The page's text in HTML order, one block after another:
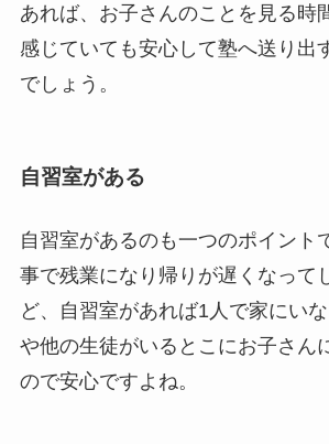
あれば、お子さんのことを見る時
感じていても安心して塾へ送り出
でしょう。
自習室がある
自習室があるのも一つのポイント
事で残業になり帰りが遅くなって
ど、自習室があれば1人で家にい
や他の生徒がいるとこにお子さん
ので安心ですよね。